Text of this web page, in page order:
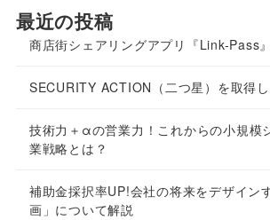
最近の投稿
商店街シェアリングアプリ『Link-Pass
SECURITY ACTION（二つ星）を取得し
技術力＋αの営業力！これからの小規模
業戦略とは？
補助金採択率UP!会社の将来をデザイン
画」について解説